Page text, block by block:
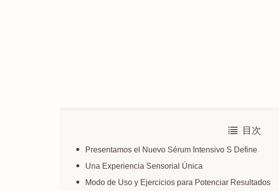
目次
Presentamos el Nuevo Sérum Intensivo S Define
Una Experiencia Sensorial Única
Modo de Uso y Ejercicios para Potenciar Resultados